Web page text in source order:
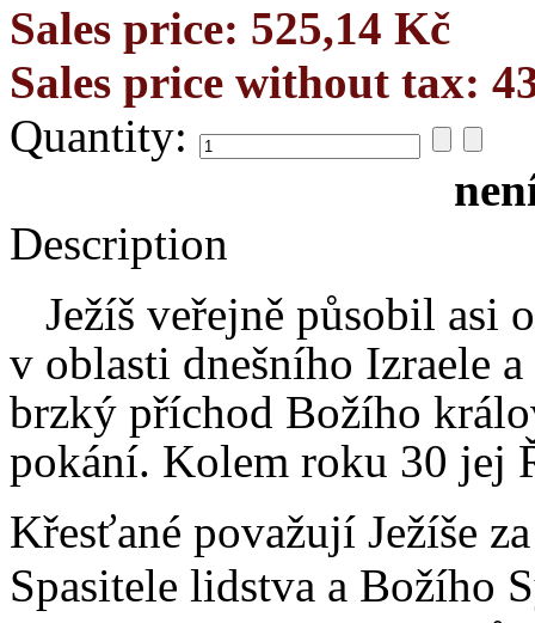
Sales price: 525,14 Kč
Sales price without tax:
Quantity:
Description
Ježíš veřejně působil asi
v oblasti dnešního Izraele
brzký příchod Božího
pokání. Kolem roku 30 jej
Křesťané považují Ježíše
Spasitele lidstva a Božího